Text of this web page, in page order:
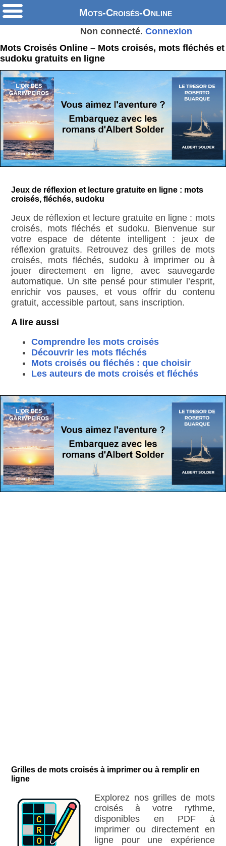
Mots-Croisés-Online
Non connecté. Connexion
Mots Croisés Online – Mots croisés, mots fléchés et
sudoku gratuits en ligne
Jeux de réflexion et lecture gratuite en ligne : mots
croisés, fléchés, sudoku
Jeux de réflexion et lecture gratuite en ligne : mots
croisés, mots fléchés et sudoku. Bienvenue sur
votre espace de détente intelligent : jeux de
réflexion gratuits. Retrouvez des grilles de mots
croisés, mots fléchés, sudoku à imprimer ou à
jouer directement en ligne, avec sauvegarde
automatique. Un site pensé pour stimuler l’esprit,
enrichir vos pauses, et vous offrir du contenu
gratuit, accessible partout, sans inscription.
A lire aussi
Comprendre les mots croisés
Découvrir les mots fléchés
Mots croisés ou fléchés : que choisir
Les auteurs de mots croisés et fléchés
Grilles de mots croisés à imprimer ou à remplir en
ligne
Explorez nos grilles de mots
croisés à votre rythme,
disponibles en PDF à
imprimer ou directement en
ligne pour une expérience